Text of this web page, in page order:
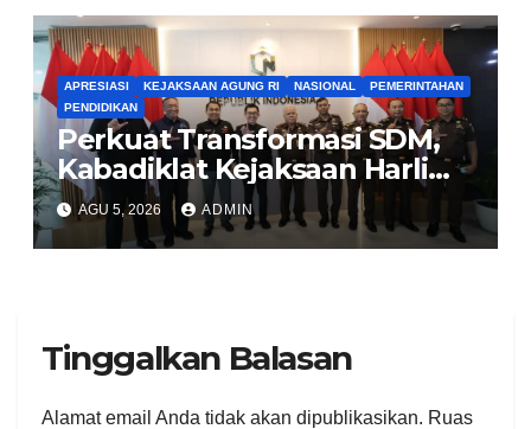
APRESIASI KEJAKSAAN AGUNG RI NASIONAL
PEMERINTAHAN
PENDIDIKAN
Perkuat Transformasi SDM,
Kabadiklat Kejaksaan Harli
Siregar Jalin Sinergi dengan
LAN RI
AGU 5, 2026 ADMIN
Tinggalkan Balasan
Alamat email Anda tidak akan dipublikasikan. Ruas